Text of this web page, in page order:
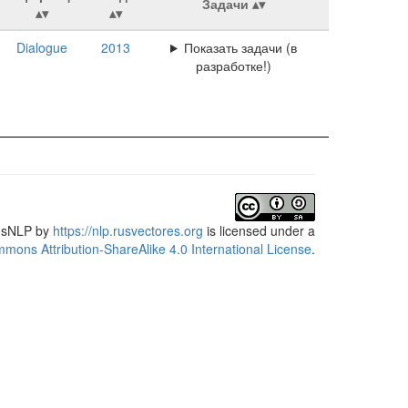
Задачи
Dialogue 2013
Показать задачи (в
разработке!)
by https://nlp.rusvectores.org is licensed under a
Attribution-ShareAlike 4.0 International License.